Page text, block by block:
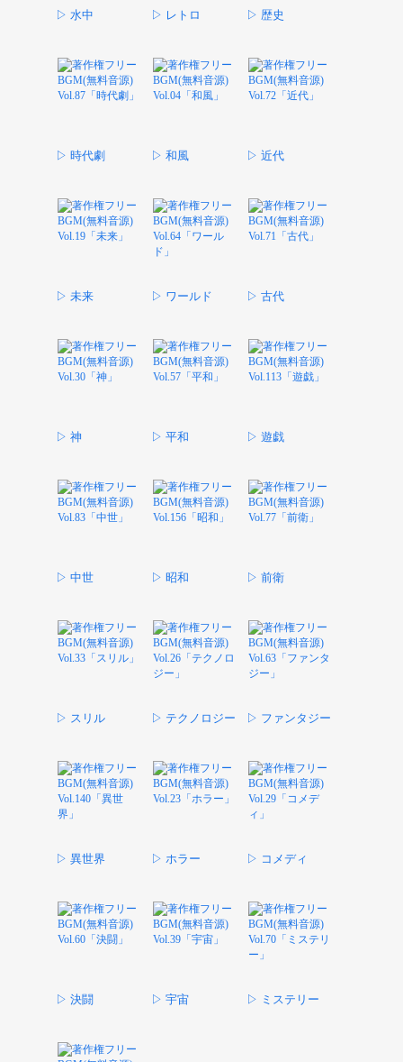
▷ 水中 ▷ レトロ ▷ 歴史
▷ 時代劇 ▷ 和風 ▷ 近代
▷ 未来 ▷ ワールド ▷ 古代
▷ 神 ▷ 平和 ▷ 遊戯
▷ 中世 ▷ 昭和 ▷ 前衛
▷ スリル ▷ テクノロジー ▷ ファンタジー
▷ 異世界 ▷ ホラー ▷ コメディ
▷ 決闘 ▷ 宇宙 ▷ ミステリー